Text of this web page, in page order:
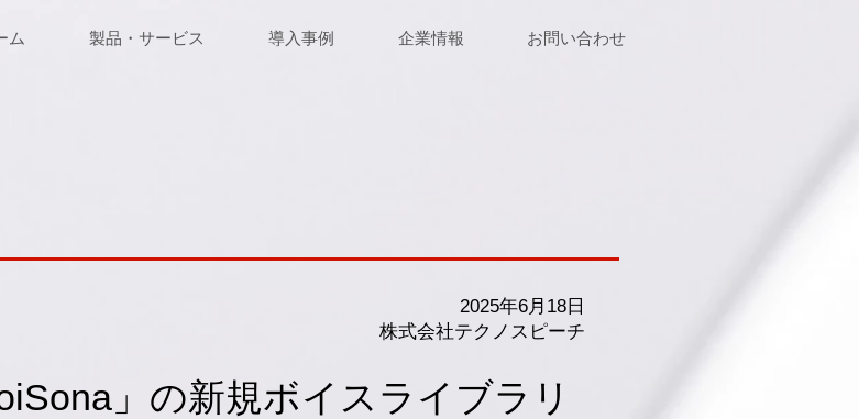
ム 製品・サービス 導入事例 企業情報 お問い合わせ
2025年6月18日
株式会社テクノスピーチ
」の新規ボイスライブラリ